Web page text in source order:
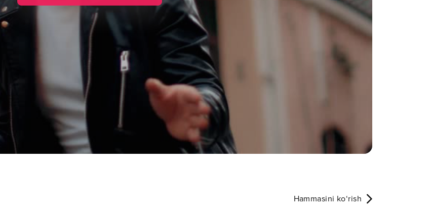
Hammasini ko‘rish